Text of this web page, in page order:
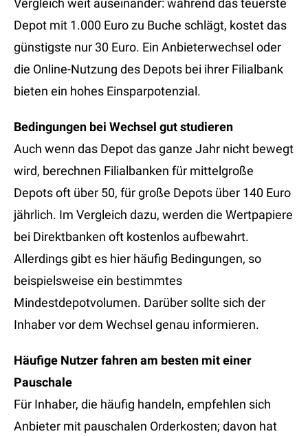
Vergleich weit auseinander: während das teuerste
Depot mit 1.000 Euro zu Buche schlägt, kostet das
günstigste nur 30 Euro. Ein Anbieterwechsel oder
die Online-Nutzung des Depots bei ihrer Filialbank
bieten ein hohes Einsparpotenzial.
Bedingungen bei Wechsel gut studieren
Auch wenn das Depot das ganze Jahr nicht bewegt
wird, berechnen Filialbanken für mittelgroße
Depots oft über 50, für große Depots über 140 Euro
jährlich. Im Vergleich dazu, werden die Wertpapiere
bei Direktbanken oft kostenlos aufbewahrt.
Allerdings gibt es hier häufig Bedingungen, so
beispielsweise ein bestimmtes
Mindestdepotvolumen. Darüber sollte sich der
Inhaber vor dem Wechsel genau informieren.
Häufige Nutzer fahren am besten mit einer
Pauschale
Für Inhaber, die häufig handeln, empfehlen sich
Anbieter mit pauschalen Orderkosten; davon hat